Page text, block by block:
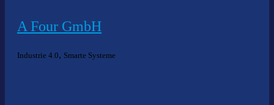
A Four GmbH
Industrie 4.0, Smarte Systeme